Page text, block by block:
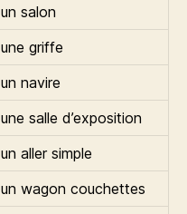
un salon
une griffe
un navire
une salle d’exposition
un aller simple
un wagon couchettes